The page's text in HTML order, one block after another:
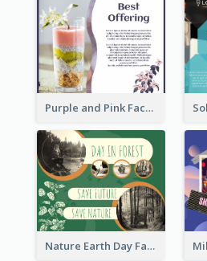
Purple and Pink Facebook Post
Nature Earth Day Facebook Post